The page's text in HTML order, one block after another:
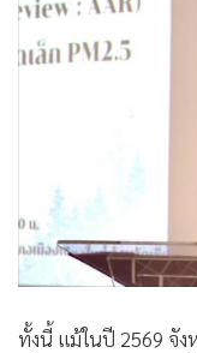
(PM 2.5) ของจังหวัด
3 คณะกรรมการแก้ไข
2.5) แบบบูรณาการ
ส่วนราชการ ภาควิช
เข้าร่วมทั้งในห้องปร
ผู้ว่าราชการจังหวัดเชี
สำคัญต่อการแก้ไขปัญ
Command พร้อมจัดตั้